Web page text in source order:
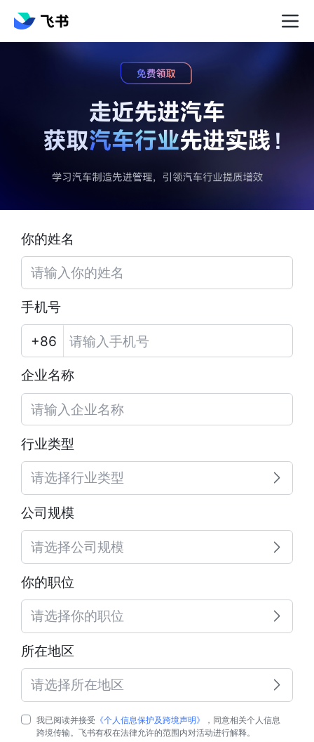
你的姓名
手机号
企业名称
行业类型
请选择行业类型
公司规模
请选择公司规模
你的职位
请选择你的职位
所在地区
请选择所在地区
我已阅读并接受 《个人信息保护及跨境声明》
，同意相关个人信息
跨境传输。飞书有权在法律允许的范围内对活动进行解释。